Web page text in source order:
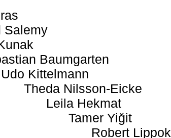
Salemy
Baumgarten
Udo Kittelmann
Theda Nilsson-Eicke
Leila Hekmat
Tamer Yiğit
Robert Lippok